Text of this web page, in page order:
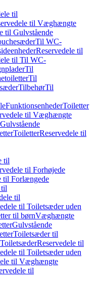
til
til Væghængte
til Gulvstående
Til WC-
Reservedele til
til Til WC-
Til
Til
TilbehørTil
FunktionsenhederToiletter
til Væghængte
Gulvstående
ToiletterReservedele til
til
til Forhøjede
til Forlængede
til
til
til Toiletsæder uden
til børnVæghængte
Gulvstående
Toiletsæder til
ToiletsæderReservedele til
til Toiletsæder uden
til Væghængte
til